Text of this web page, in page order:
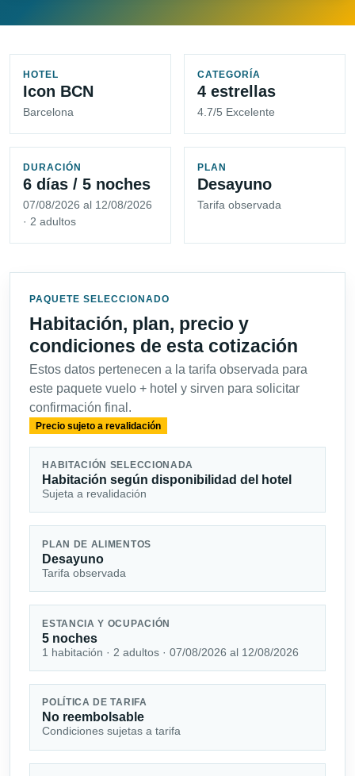
HOTEL
Icon BCN
Barcelona
CATEGORÍA
4 estrellas
4.7/5 Excelente
DURACIÓN
6 días / 5 noches
07/08/2026 al 12/08/2026
· 2 adultos
PLAN
Desayuno
Tarifa observada
PAQUETE SELECCIONADO
Habitación, plan, precio y
condiciones de esta cotización
Estos datos pertenecen a la tarifa observada para
este paquete vuelo + hotel y sirven para solicitar
confirmación final.
Precio sujeto a revalidación
HABITACIÓN SELECCIONADA
Habitación según disponibilidad del hotel
Sujeta a revalidación
PLAN DE ALIMENTOS
Desayuno
Tarifa observada
ESTANCIA Y OCUPACIÓN
5 noches
1 habitación · 2 adultos · 07/08/2026 al 12/08/2026
POLÍTICA DE TARIFA
No reembolsable
Condiciones sujetas a tarifa